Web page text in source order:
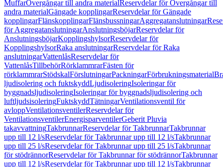
MuffarÖvergångar till andra materialReservdelar för Övergångar till
andra materialGängade kopplingarReservdelar för Gängade
kopplingarFlänskopplingarFlänsbussningarAggregatanslutningar
för AggregatanslutningarAnslutningsböjarReservdelar för
AnslutningsböjarKopplingshylsorReservdelar för
KopplingshylsorRaka anslutningarReservdelar för Raka
anslutningarVattenlåsReservdelar för
VattenlåsTillbehörRörklammrarFästen för
rörklammrarStödskalFörslutningarPackningarFörbrukningsmaterial
ljudisolering och fuktskyddLjudisoleringIsoleringar för
byggnadsljudisoleringIsoleringar för byggnadsljudisolering och
luftljudsisoleringFuktskyddTätningarVentilationsventil för
avloppVentilationsventilerReservdelar för
VentilationsventilerEnergisparventilerGeberit Pluvia
takavvattningTakbrunnarReservdelar för TakbrunnarTakbrunnar
upp till 12 l/sReservdelar för Takbrunnar upp till 12 l/sTakbrunnar
upp till 25 l/sReservdelar för Takbrunnar upp till 25 l/sTakbrunnar
för stödrännorReservdelar för Takbrunnar för stödrännorTakbrunnar
upp till 12 l/sReservdelar för Takbrunnar upp till 12 l/sTakbrunnar